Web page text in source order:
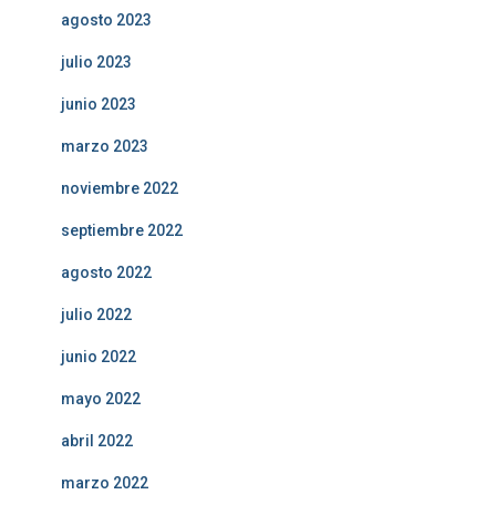
agosto 2023
julio 2023
junio 2023
marzo 2023
noviembre 2022
septiembre 2022
agosto 2022
julio 2022
junio 2022
mayo 2022
abril 2022
marzo 2022